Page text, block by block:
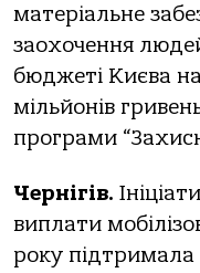
матеріальне
заохочення
бюджеті Києва
мільйонів
програми
Чернігів.
виплати
року підтримала